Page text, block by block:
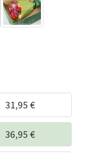
31,95 €
36,95 €